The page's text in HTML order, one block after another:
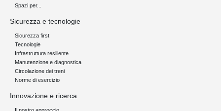
Spazi per...
Sicurezza e tecnologie
Sicurezza first
Tecnologie
Infrastruttura resiliente
Manutenzione e diagnostica
Circolazione dei treni
Norme di esercizio
Innovazione e ricerca